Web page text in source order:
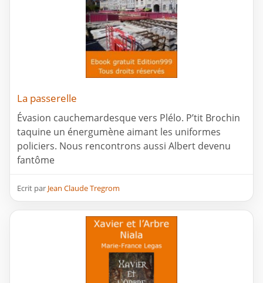
La passerelle
Évasion cauchemardesque vers Plélo. P’tit Brochin
taquine un énergumène aimant les uniformes
policiers. Nous rencontrons aussi Albert devenu
fantôme
Ecrit par Jean Claude Tregrom